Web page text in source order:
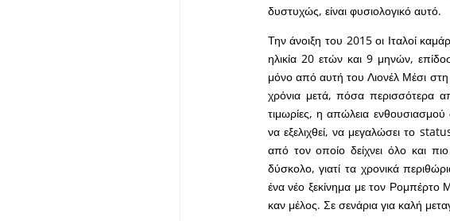
δυστυχώς, είναι φυσιολογικό αυτό.
Την άνοιξη του 2015 οι Ιταλοί
ηλικία 20 ετών και 9 μηνών,
μόνο από αυτή του Λιονέλ Μέσι
χρόνια μετά, πόσα περισσότερα
τιμωρίες, η απώλεια ενθουσιασμού
να εξελιχθεί, να μεγαλώσει το
από τον οποίο δείχνει όλο και
δύσκολο, γιατί τα χρονικά
ένα νέο ξεκίνημα με τον Ρομπέρτο
καν μέλος. Σε σενάρια για καλή